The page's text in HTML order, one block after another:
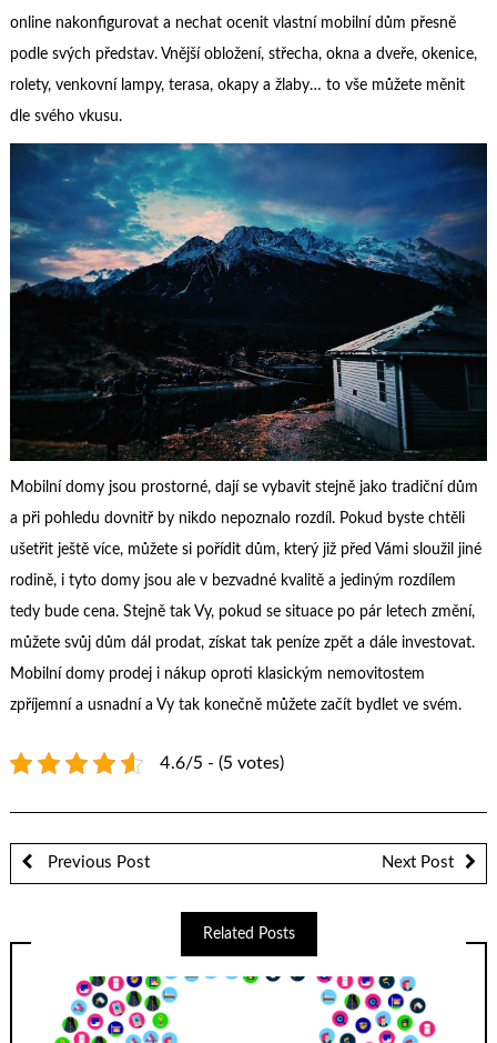
online nakonfigurovat a nechat ocenit vlastní mobilní dům přesně
podle svých představ. Vnější obložení, střecha, okna a dveře, okenice,
rolety, venkovní lampy, terasa, okapy a žlaby… to vše můžete měnit
dle svého vkusu.
Mobilní domy jsou prostorné, dají se vybavit stejně jako tradiční dům
a při pohledu dovnitř by nikdo nepoznalo rozdíl. Pokud byste chtěli
ušetřit ještě více, můžete si pořídit dům, který již před Vámi sloužil jiné
rodině, i tyto domy jsou ale v bezvadné kvalitě a jediným rozdílem
tedy bude cena. Stejně tak Vy, pokud se situace po pár letech změní,
můžete svůj dům dál prodat, získat tak peníze zpět a dále investovat.
Mobilní domy prodeji nákup oproti klasickým nemovitostem
zpříjemní a usnadní a Vy tak konečně můžete začít bydlet ve svém.
4.6/5 - (5 votes)
Previous Post Next Post
Related Posts